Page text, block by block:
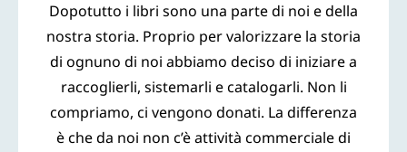
Dopotutto i libri sono una parte di noi e della
nostra storia. Proprio per valorizzare la storia
di ognuno di noi abbiamo deciso di iniziare a
raccoglierli, sistemarli e catalogarli. Non li
compriamo, ci vengono donati. La differenza
è che da noi non c’è attività commerciale di